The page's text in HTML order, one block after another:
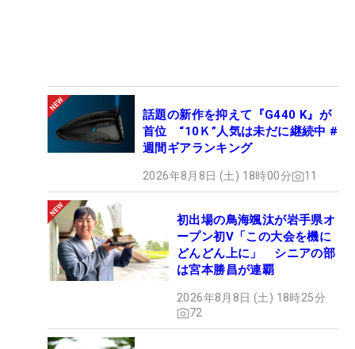
話題の新作を抑えて『G440 K』が
首位 “10Ｋ”人気は未だに継続中 #
週間ギアランキング
2026年8月8日 (土) 18時00分 11
初出場の鳥海颯汰が岩手県オ
ープン初V「この大会を機に
どんどん上に」 シニアの部
は宮本勝昌が連覇
2026年8月8日 (土) 18時25分
72